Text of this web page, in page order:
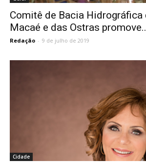
Comitê de Bacia Hidrográfica
Macaé e das Ostras
Redação - 9 de julho de 2019
Cidade